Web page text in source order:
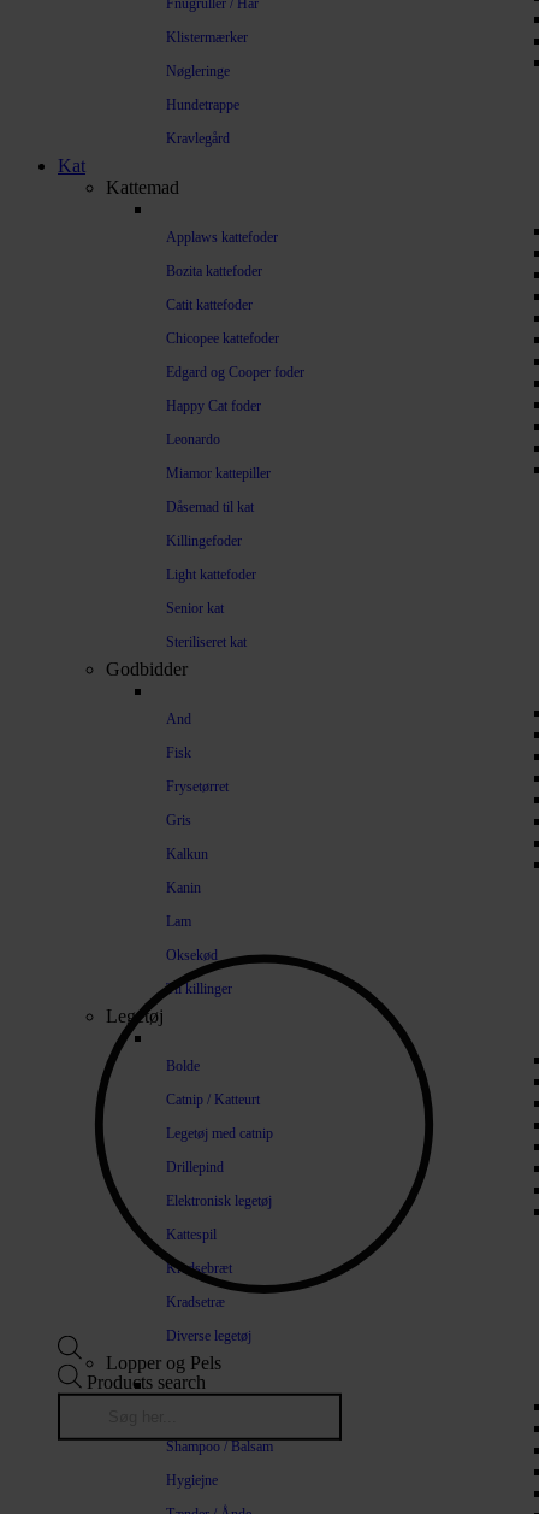
Fnugruller / Hår
Klistermærker
Nøgleringe
Hundetrappe
Kravlegård
Kat
Kattemad
Applaws kattefoder
Bozita kattefoder
Catit kattefoder
Chicopee kattefoder
Edgard og Cooper foder
Happy Cat foder
Leonardo
Miamor kattepiller
Dåsemad til kat
Killingefoder
Light kattefoder
Senior kat
Steriliseret kat
Godbidder
And
Fisk
Frysetørret
Gris
Kalkun
Kanin
Lam
Oksekød
Til killinger
Legetøj
Bolde
Catnip / Katteurt
Legetøj med catnip
Drillepind
Elektronisk legetøj
Kattespil
Kradsebræt
Kradsetræ
Diverse legetøj
Lopper og Pels
Shampoo / Balsam
Hygiejne
Products search